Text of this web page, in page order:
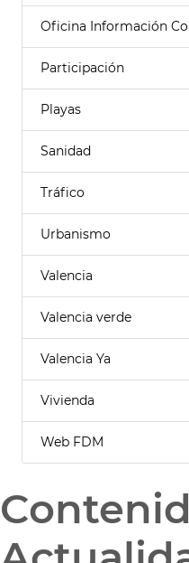
Oficina Información
Participación
Playas
Sanidad
Tráfico
Urbanismo
Valencia
Valencia verde
Valencia Ya
Vivienda
Web FDM